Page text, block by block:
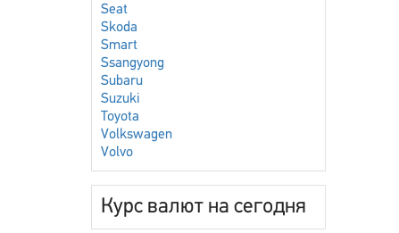
Seat
Skoda
Smart
Ssangyong
Subaru
Suzuki
Toyota
Volkswagen
Volvo
Курс валют на сегодня